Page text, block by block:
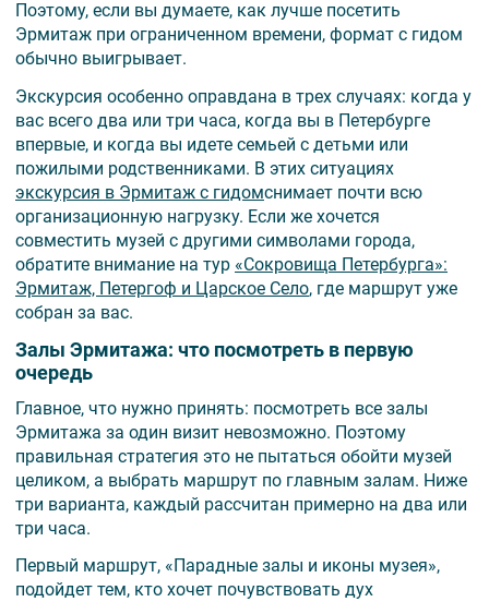
Поэтому, если вы думаете, как лучше посетить
Эрмитаж при ограниченном времени, формат с гидом
обычно выигрывает.
Экскурсия особенно оправдана в трех случаях: когда у
вас всего два или три часа, когда вы в Петербурге
впервые, и когда вы идете семьей с детьми или
пожилыми родственниками. В этих ситуациях
экскурсия в Эрмитаж с гидомснимает почти всю
организационную нагрузку. Если же хочется
совместить музей с другими символами города,
обратите внимание на тур «Сокровища Петербурга»:
Эрмитаж, Петергоф и Царское Село, где маршрут уже
собран за вас.
Залы Эрмитажа: что посмотреть в первую
очередь
Главное, что нужно принять: посмотреть все залы
Эрмитажа за один визит невозможно. Поэтому
правильная стратегия это не пытаться обойти музей
целиком, а выбрать маршрут по главным залам. Ниже
три варианта, каждый рассчитан примерно на два или
три часа.
Первый маршрут, «Парадные залы и иконы музея»,
подойдет тем, кто хочет почувствовать дух